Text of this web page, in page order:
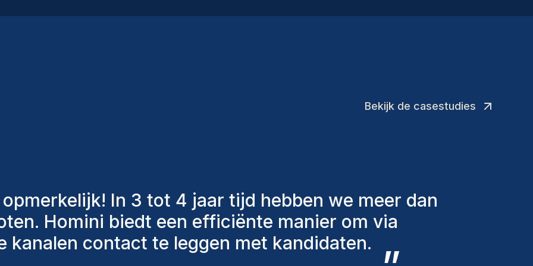
Bekijk de casestudies
Homini hebben altijd verschillende factoren in
om ons de juiste kandidaten aan te bieden. De
aangenomen, zijn nog steeds bij ons en